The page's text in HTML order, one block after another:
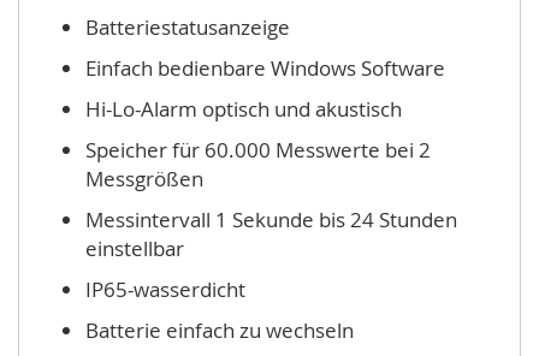
Batteriestatusanzeige
Einfach bedienbare Windows Software
Hi-Lo-Alarm optisch und akustisch
Speicher für 60.000 Messwerte bei 2
Messgrößen
Messintervall 1 Sekunde bis 24 Stunden
einstellbar
IP65-wasserdicht
Batterie einfach zu wechseln